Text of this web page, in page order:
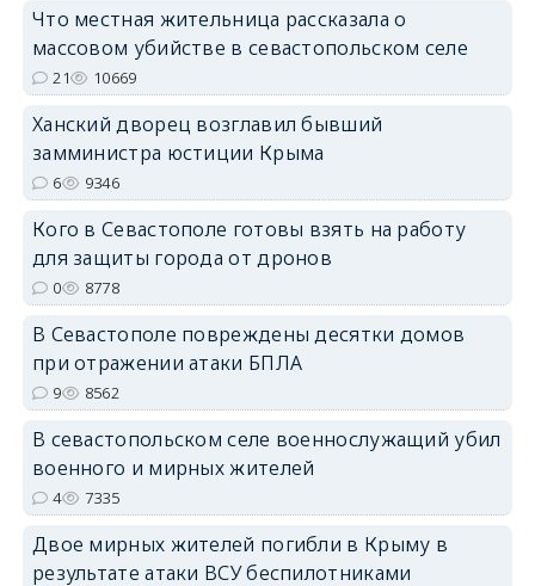
Что местная жительница рассказала о
массовом убийстве в севастопольском селе
21 10669
Ханский дворец возглавил бывший
замминистра юстиции Крыма
6 9346
Кого в Севастополе готовы взять на работу
для защиты города от дронов
0 8778
В Севастополе повреждены десятки домов
при отражении атаки БПЛА
9 8562
В севастопольском селе военнослужащий убил
военного и мирных жителей
4 7335
Двое мирных жителей погибли в Крыму в
результате атаки ВСУ беспилотниками